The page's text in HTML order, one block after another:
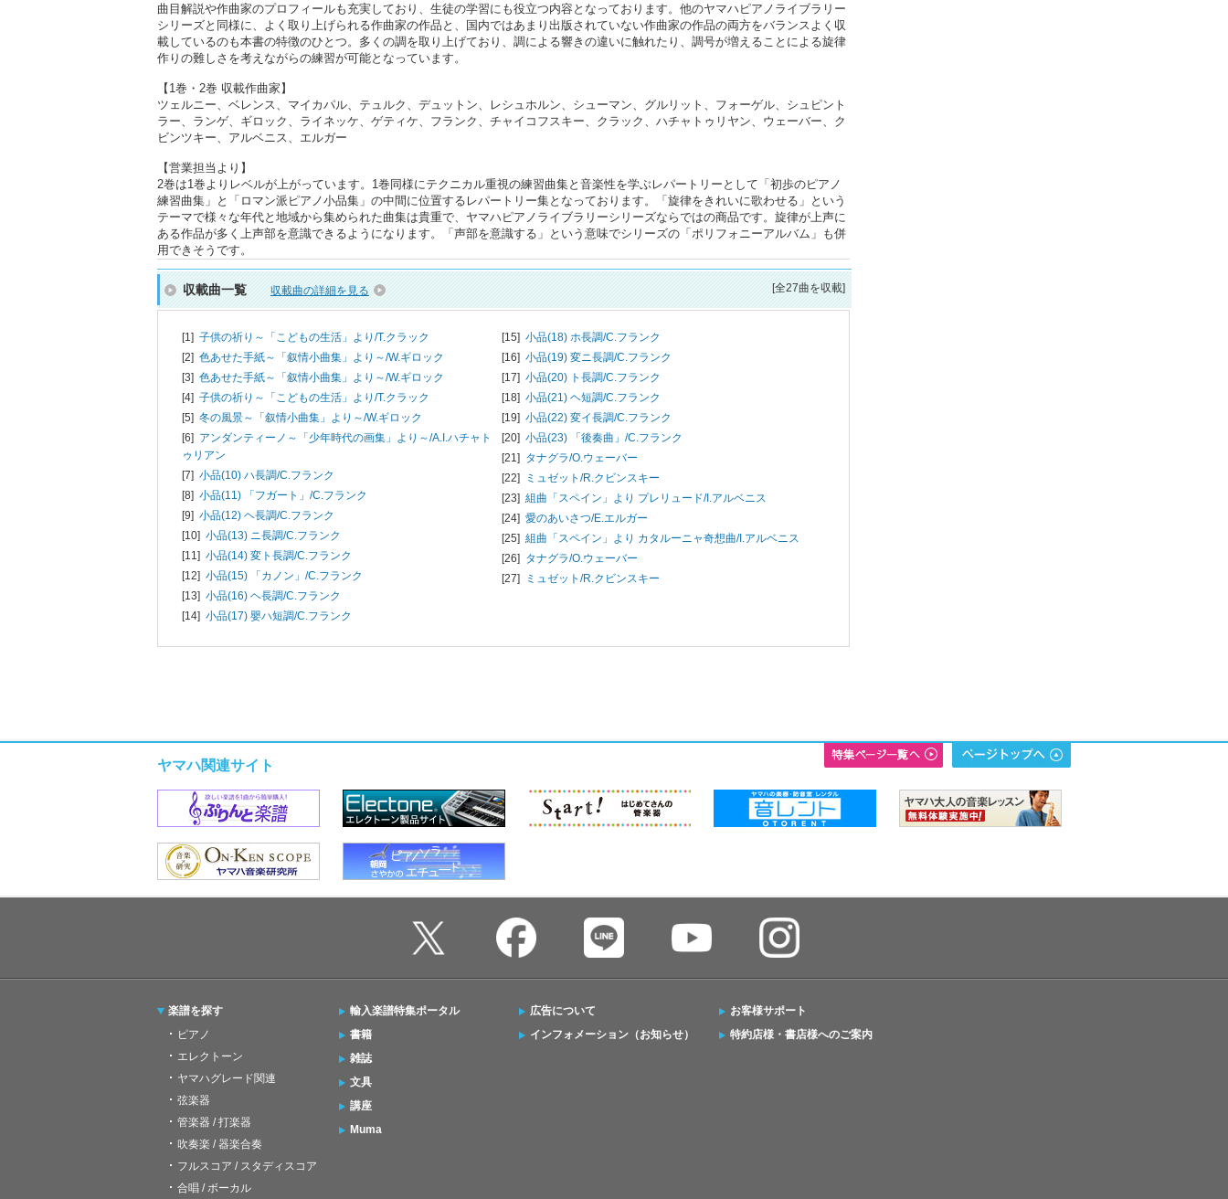
曲目解説や作曲家のプロフィールも充実しており、生徒の学習にも役立つ内容となっております。他のヤマハピアノライブラリー
シリーズと同様に、よく取り上げられる作曲家の作品と、国内ではあまり出版されていない作曲家の作品の両方をバランスよく収
載しているのも本書の特徴のひとつ。多くの調を取り上げており、調による響きの違いに触れたり、調号が増えることによる旋律
作りの難しさを考えながらの練習が可能となっています。
【1巻・2巻 収載作曲家】
ツェルニー、ベレンス、マイカパル、テュルク、デュットン、レシュホルン、シューマン、グルリット、フォーゲル、シュピント
ラー、ランゲ、ギロック、ライネッケ、ゲティケ、フランク、チャイコフスキー、クラック、ハチャトゥリヤン、ウェーバー、ク
ビンツキー、アルベニス、エルガー
【営業担当より】
2巻は1巻よりレベルが上がっています。1巻同様にテクニカル重視の練習曲集と音楽性を学ぶレパートリーとして「初歩のピアノ
練習曲集」と「ロマン派ピアノ小品集」の中間に位置するレパートリー集となっております。「旋律をきれいに歌わせる」という
テーマで様々な年代と地域から集められた曲集は貴重で、ヤマハピアノライブラリーシリーズならではの商品です。旋律が上声に
ある作品が多く上声部を意識できるようになります。「声部を意識する」という意味でシリーズの「ポリフォニーアルバム」も併
用できそうです。
収載曲一覧 収載曲の詳細を見る [全27曲を収載]
[1] 子供の祈り～「こどもの生活」より/T.クラック
[2] 色あせた手紙～「叙情小曲集」より～/W.ギロック
[3] 色あせた手紙～「叙情小曲集」より～/W.ギロック
[4] 子供の祈り～「こどもの生活」より/T.クラック
[5] 冬の風景～「叙情小曲集」より～/W.ギロック
[6] アンダンティーノ～「少年時代の画集」より～/A.I.ハチャト
ゥリアン
[7] 小品(10) ハ長調/C.フランク
[8] 小品(11) 「フガート」/C.フランク
[9] 小品(12) ヘ長調/C.フランク
[10] 小品(13) ニ長調/C.フランク
[11] 小品(14) 変ト長調/C.フランク
[12] 小品(15) 「カノン」/C.フランク
[13] 小品(16) ヘ長調/C.フランク
[14] 小品(17) 嬰ハ短調/C.フランク
[15] 小品(18) ホ長調/C.フランク
[16] 小品(19) 変ニ長調/C.フランク
[17] 小品(20) ト長調/C.フランク
[18] 小品(21) ヘ短調/C.フランク
[19] 小品(22) 変イ長調/C.フランク
[20] 小品(23) 「後奏曲」/C.フランク
[21] タナグラ/O.ウェーバー
[22]
ミュゼット/R.クビンスキー
[23] 組曲「スペイン」より プレリュード/I.アルベニス
[24] 愛のあいさつ/E.エルガー
[25] 組曲「スペイン」より カタルーニャ奇想曲/I.アルベニス
[26] タナグラ/O.ウェーバー
[27]
ミュゼット/R.クビンスキー
ヤマハ関連サイト
楽譜を探す
ピアノ
エレクトーン
ヤマハグレード関連
弦楽器
管楽器 / 打楽器
吹奏楽 / 器楽合奏
フルスコア / スタディスコア
合唱 / ボーカル
輸入楽譜特集ポータル
書籍
雑誌
文具
講座
Muma
広告について
インフォメーション（お知らせ）
お客様サポート
特約店様・書店様へのご案内